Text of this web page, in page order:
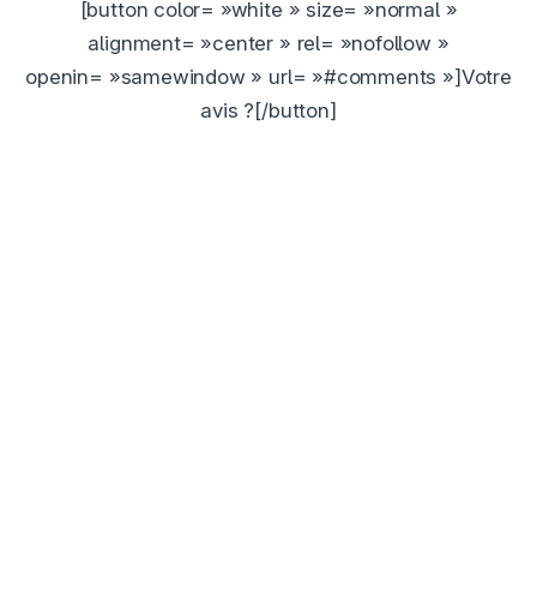
[button color= »white » size= »normal »
alignment= »center » rel= »nofollow »
openin= »samewindow » url= »#comments »]Votre
avis ?[/button]